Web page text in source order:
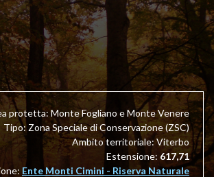
protetta: Monte Fogliano e Monte Venere
Tipo: Zona Speciale di Conservazione (ZSC)
Ambito territoriale: Viterbo
Estensione: 617,71
Ente Monti Cimini - Riserva Naturale